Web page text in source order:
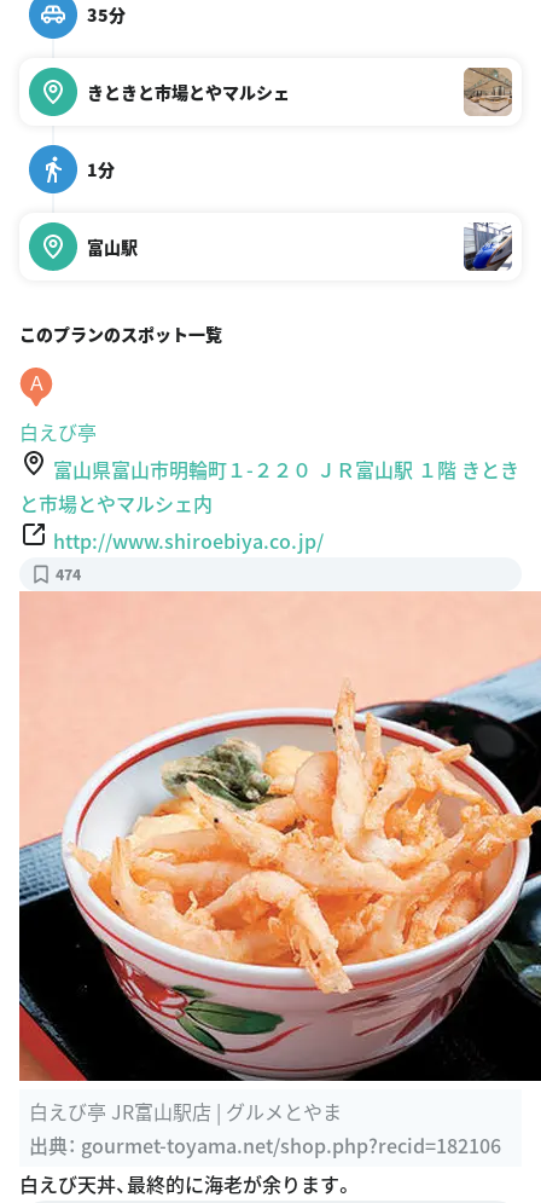
35分
きときと市場とやマルシェ
1分
富山駅
このプランのスポット一覧
A
白えび亭
富山県富山市明輪町１-２２０ ＪＲ富山駅 １階 きとき
と市場とやマルシェ内
http://www.shiroebiya.co.jp/
474
白えび亭 JR富山駅店 | グルメとやま
出典： gourmet-toyama.net/shop.php?recid=182106
白えび天丼、最終的に海老が余ります。